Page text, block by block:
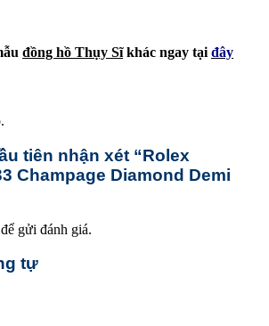
đồng hồ Thụy Sĩkhác ngay tại đây
tiên nhận xét “Rolex
Champage Diamond Demi
để gửi đánh giá.
tự